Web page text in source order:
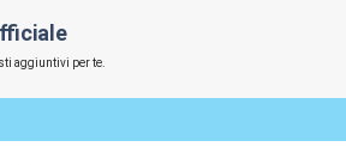
aggiuntivi per te.